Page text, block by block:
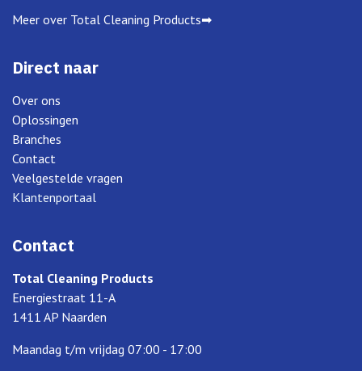
Meer over Total Cleaning Products➡
Direct naar
Over ons
Oplossingen
Branches
Contact
Veelgestelde vragen
Klantenportaal
Contact
Total Cleaning Products
Energiestraat 11-A
1411 AP Naarden
Maandag t/m vrijdag 07:00 - 17:00